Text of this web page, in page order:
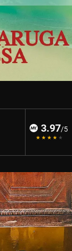
3.97/5